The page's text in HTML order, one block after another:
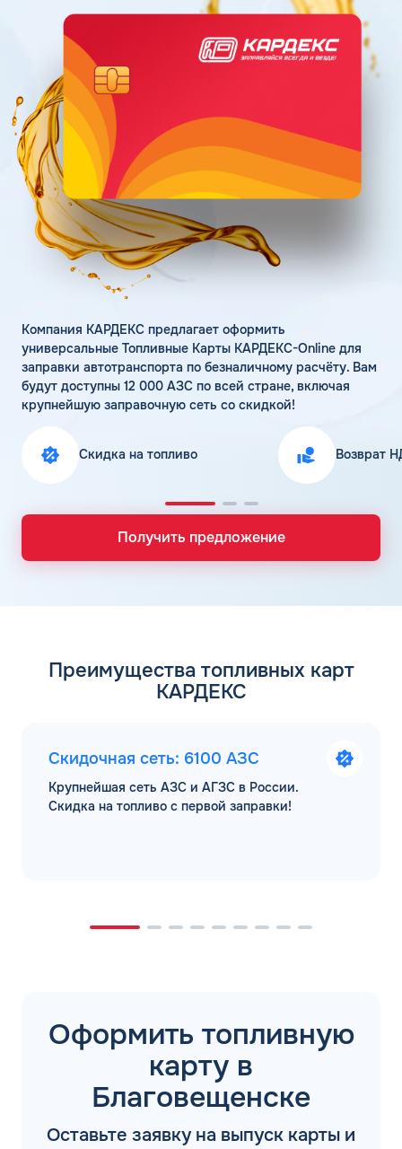
Цена бензина и ДТ
Личный кабинет
Карта АЗС
Получить консультацию
Компания КАРДЕКС предлагает оформить
универсальные Топливные Карты КАРДЕКС-Online для
заправки автотранспорта по безналичному расчёту. Вам
будут доступны 12 000 АЗС по всей стране, включая
крупнейшую заправочную сеть со скидкой!
Скидка на топливо Возврат
Получить предложение
Преимущества топливных карт
КАРДЕКС
Скидочная сеть: 6100 АЗС
Крупнейшая сеть АЗС и АГЗС в России.
Скидка на топливо с первой заправки!
Оформить топливную
карту в
Благовещенске
Оставьте заявку на выпуск карты и